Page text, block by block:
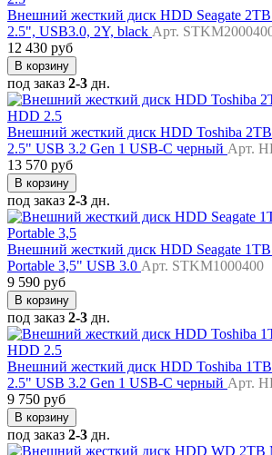
Внешний жесткий диск HDD Seagate
2.5", USB3.0, 2Y, black Арт.
12 430 руб
В корзину
под заказ 2-3 дн.
Внешний жесткий диск HDD Toshiba
2.5" USB 3.2 Gen 1 USB-C черный Арт.
13 570 руб
В корзину
под заказ 2-3 дн.
Внешний жесткий диск HDD Seagate
Portable 3,5" USB 3.0 Арт. STKM1000400
9 590 руб
В корзину
под заказ 2-3 дн.
Внешний жесткий диск HDD Toshiba
2.5" USB 3.2 Gen 1 USB-C черный Арт.
9 750 руб
В корзину
под заказ 2-3 дн.